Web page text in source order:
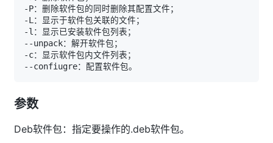
参数
Deb软件包：指定要操作的.deb软件包。